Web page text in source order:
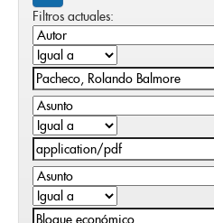
Filtros actuales: